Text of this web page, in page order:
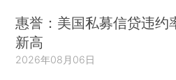
惠誉：美国私募信贷违约
新高
2026年08月06日